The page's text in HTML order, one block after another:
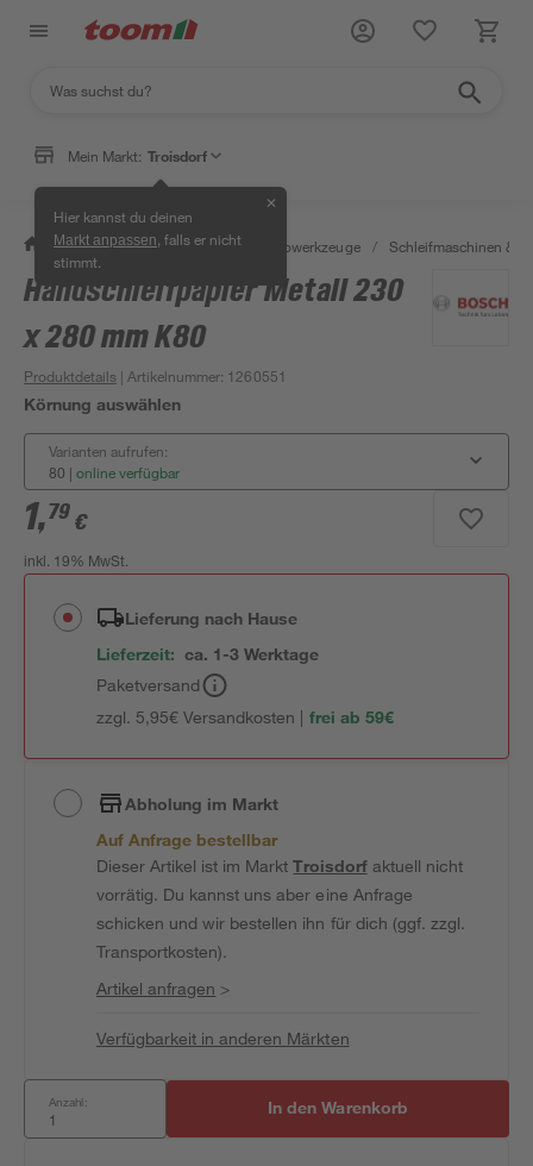
Mein Markt: Troisdorf
Hier kannst du deinen
Markt anpassen , falls er nicht
stimmt.
✕
/ Werkstatt & Maschinen / Elektrowerkzeuge / Schleifmaschinen &
Handschleifpapier Metall 230
x 280 mm K80
Produktdetails | Artikelnummer: 1260551
Körnung auswählen
Varianten aufrufen:
80 | online verfügbar
1,79 €
inkl. 19% MwSt.
Lieferung nach Hause
Lieferzeit: ca. 1-3 Werktage
Paketversand
zzgl. 5,95€ Versandkosten | frei ab 59€
Abholung im Markt
Auf Anfrage bestellbar
Dieser Artikel ist im MarktTroisdorfaktuell nicht
vorrätig. Du kannst uns aber eine Anfrage
schicken und wir bestellen ihn für dich (ggf. zzgl.
Transportkosten).
Artikel anfragen >
Verfügbarkeit in anderen Märkten
Anzahl: In den Warenkorb